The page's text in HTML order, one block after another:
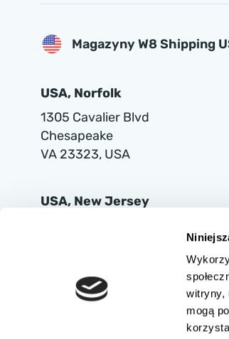
witryny,
mogą
Magazyny W8 Shipping
USA, Norfolk
1305 Cavalier Blvd
Chesapeake
VA 23323, USA
USA, New Jersey